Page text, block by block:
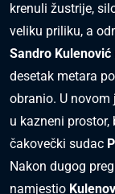
krenuli žustrije,
veliku priliku, a
Sandro Kulenović
desetak metara
obranio. U novom
u kazneni
čakovečki sudac
Nakon dugog
namjestio